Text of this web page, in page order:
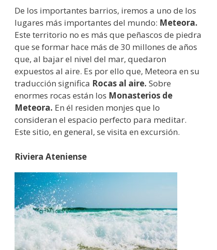
De los importantes barrios, iremos a uno de los
lugares más importantes del mundo: Meteora.
Este territorio no es más que peñascos de piedra
que se formar hace más de 30 millones de años
que, al bajar el nivel del mar, quedaron
expuestos al aire. Es por ello que, Meteora en su
traducción significa Rocas al aire. Sobre
enormes rocas están los Monasterios de
Meteora. En él residen monjes que lo
consideran el espacio perfecto para meditar.
Este sitio, en general, se visita en excursión.
Riviera Ateniense